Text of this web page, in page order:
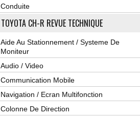
Conduite
TOYOTA CH-R REVUE TECHNIQUE
Aide Au Stationnement / Systeme De
Moniteur
Audio / Video
Communication Mobile
Navigation / Ecran Multifonction
Colonne De Direction